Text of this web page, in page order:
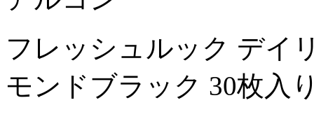
フレッシュルック デイ
モンドブラック 30枚入